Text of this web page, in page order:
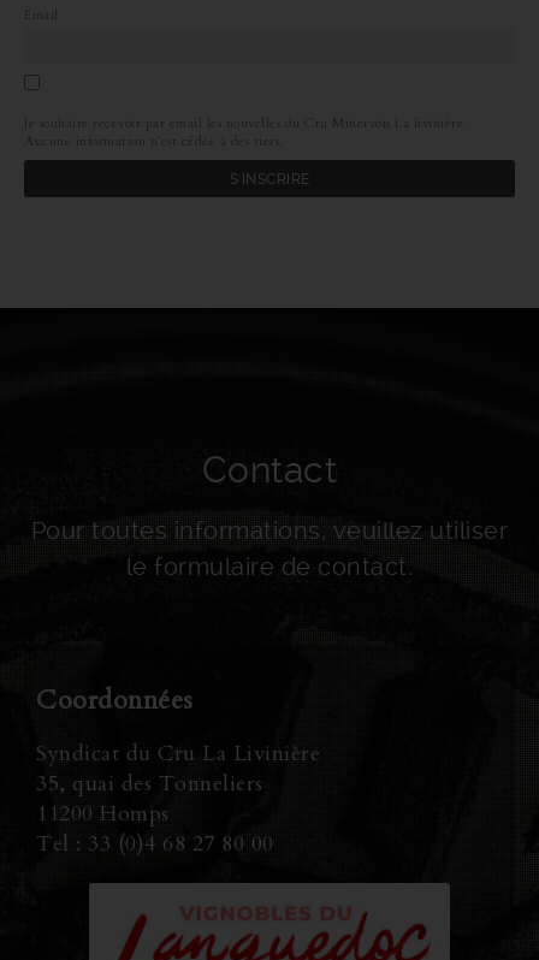
Email
Je souhaite recevoir par email les nouvelles du Cru Minervois La livinière.
Aucune information n’est cédée à des tiers.
Contact
Pour toutes informations, veuillez utiliser
le formulaire de contact.
Coordonnées
Syndicat du Cru La Livinière
35, quai des Tonneliers
11200 Homps
Tel : 33 (0)4 68 27 80 00